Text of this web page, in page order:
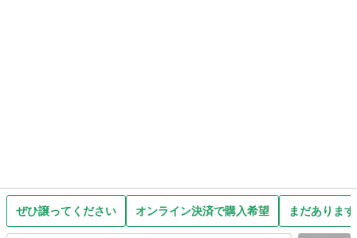
ぜひ譲ってください オンライン決済で購入希望 まだありま